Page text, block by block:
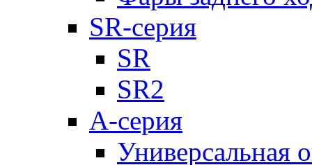
SR-серия
SR
SR2
А-серия
Универсальная